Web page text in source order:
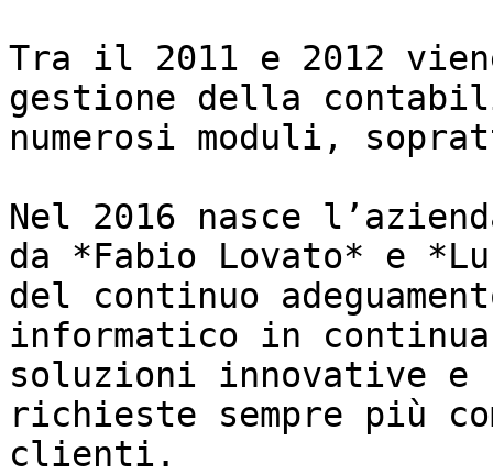
Tra il 2011 e 2012
gestione della
numerosi moduli,
Nel 2016 nasce
da *Fabio Lovato* e
del continuo
informatico in
soluzioni innovative
richieste sempre più
clienti.